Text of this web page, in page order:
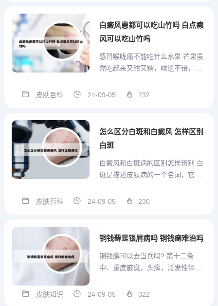
2、陕西省西安市新城区长缨西路40
白癜风患都可以吃山竹吗 白点癫
风可以吃山竹吗
感冒喉咙痛不能吃什么水果 芒果虽
然吃起来又甜又糯，味道不错，但
喉咙发炎疼痛的时候吃芒果会导致
复。因此，当你喉咙痛的时候，千
么...
皮肤百科 24-09-05 232
怎么区分白斑和白癜风 怎样区别
白斑
白癜风和白斑病的区别怎样辨别 白
斑是描述皮肤病的一个名词，它不
就是白斑，但是皮肤上出现白斑不
痣、贫血痣以及老年性白斑等。典
皮肤百科 24-09-05 230
铜钱藓是银屑病吗 铜钱癣难治吗
铜钱癣可以去当兵吗? 第十二条
中、重度腋臭，头癣，泛发性体
荨麻疹，泛发性神经性皮炎，面部
皮肤知识 24-09-05 322